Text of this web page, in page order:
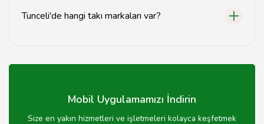
Tunceli'de hangi takı markaları var?
bulunmaktadır.
Mobil Uygulamamızı İndirin
Size en yakın hizmetleri ve işletmeleri kolayca keşfetmek